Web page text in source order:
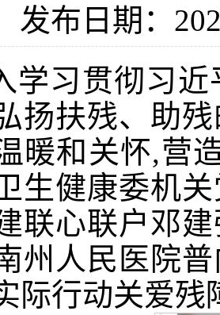
发布日期：
学习贯彻习
扬扶残、助
暖和关怀,营
生健康委机
联心联户邓
州人民医院
际行动关爱残